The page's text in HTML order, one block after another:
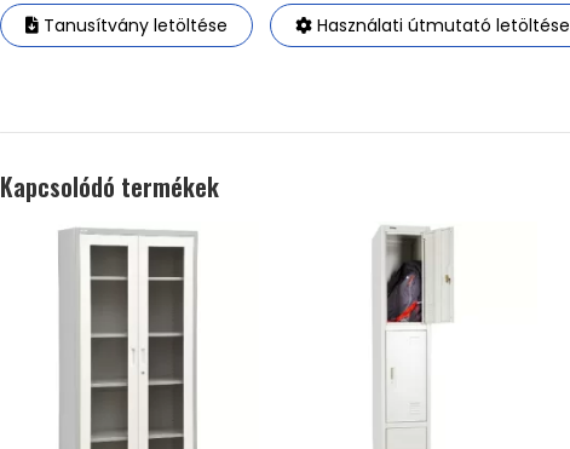
Tanusítvány letöltése Használati útmutató letöltése
Kapcsolódó termékek